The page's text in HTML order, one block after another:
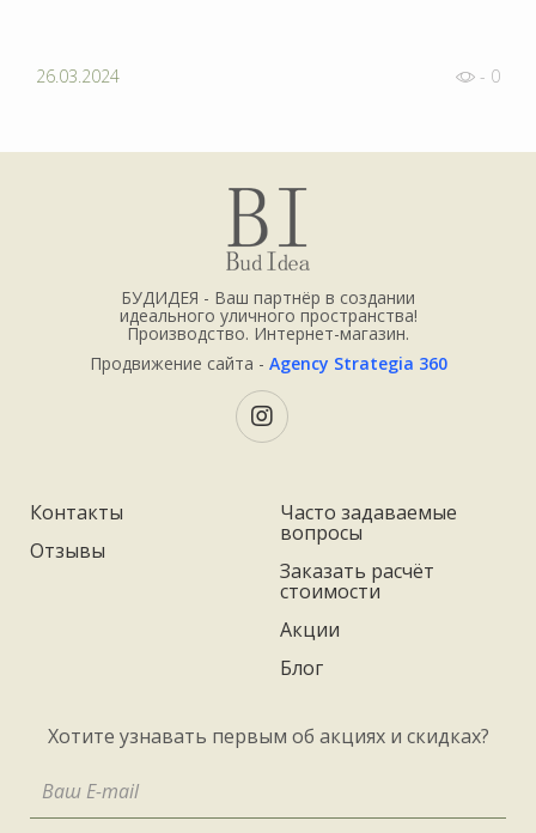
26.03.2024 - 0
БУДИДЕЯ - Ваш партнёр в создании
идеального уличного пространства!
Производство. Интернет-магазин.
Продвижение сайта - Agency Strategia 360
Контакты
Отзывы
Часто задаваемые
вопросы
Заказать расчёт
стоимости
Акции
Блог
Хотите узнавать первым об акциях и скидках?